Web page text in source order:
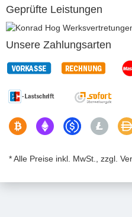
Geprüfte Leistungen
Unsere Zahlungsarten
* Alle Preise inkl. MwSt., zzgl.